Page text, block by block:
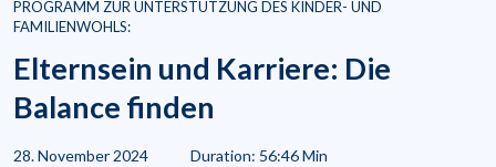
PROGRAMM ZUR UNTERSTÜTZUNG DES KINDER- UND
FAMILIENWOHLS:
Elternsein und Karriere: Die
Balance finden
28. November 2024 Duration: 56:46 Min